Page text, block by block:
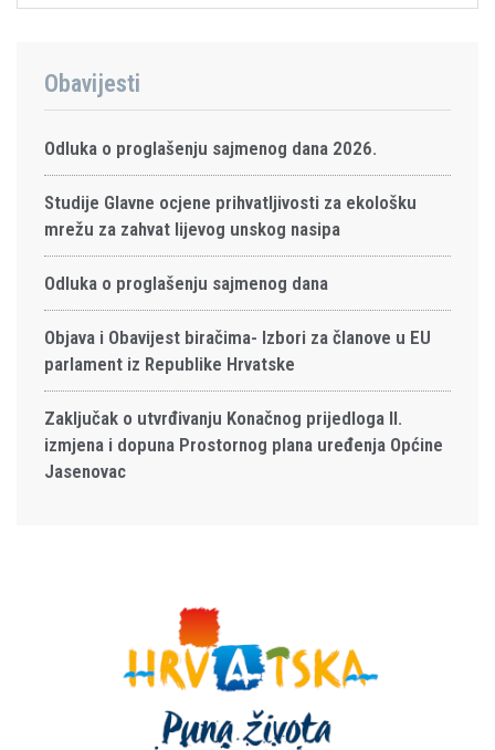
Obavijesti
Odluka o proglašenju sajmenog dana 2026.
Studije Glavne ocjene prihvatljivosti za ekološku
mrežu za zahvat lijevog unskog nasipa
Odluka o proglašenju sajmenog dana
Objava i Obavijest biračima- Izbori za članove u EU
parlament iz Republike Hrvatske
Zaključak o utvrđivanju Konačnog prijedloga II.
izmjena i dopuna Prostornog plana uređenja Općine
Jasenovac